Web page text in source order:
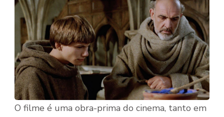
O filme é uma obra-prima do cinema, tanto em